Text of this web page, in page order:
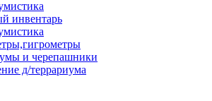
инвентарь
и черепашники
д/террариума